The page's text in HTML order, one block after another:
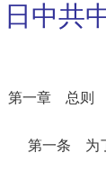
日中共
第一章 总则
第一条 为